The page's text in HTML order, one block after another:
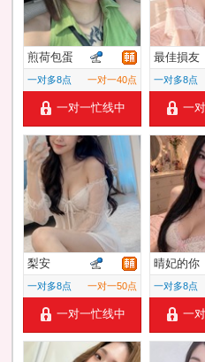
煎荷包蛋
一对多8点 一对一40点
一对一忙线中
最佳損友
一对多8点
一
梨安
一对多8点 一对一50点
一对一忙线中
晴妃的你
一对多8点
一